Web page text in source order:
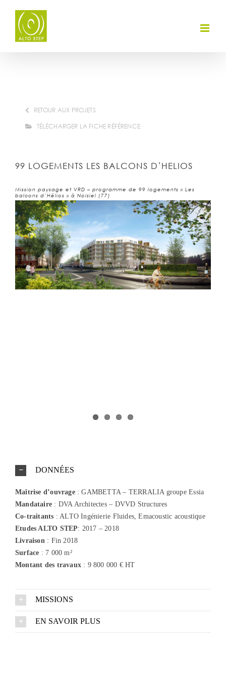
content
RETOUR AUX PROJETS
TÉLÉCHARGER LA FICHE RÉFÉRENCE
99 LOGEMENTS LES BALCONS D’HELIOS
Mission paysage et VRD – programme de 99 logements « Les
balcons d’Hélios » à Noisiel (77)
DONNÉES
Maîtrise d’ouvrage: GAMBETTA – TERRALIA groupe Essia
Mandataire : DVA Architectes – DVVD Structures
Co-traitants : ALTO Ingénierie Fluides, Emacoustic acoustique
Etudes ALTO STEP: 2017 – 2018
Livraison : Fin 2018
Surface : 7 000 m²
Montant des travaux : 9 800 000 € HT
MISSIONS
EN SAVOIR PLUS